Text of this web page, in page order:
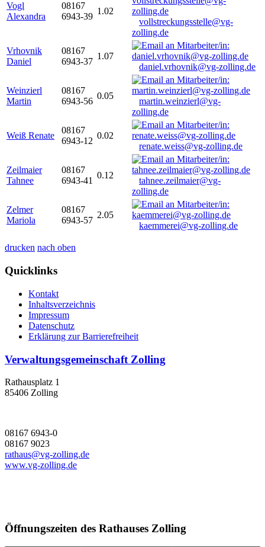
Vogl
Alexandra
08167
6943-39
1.02
vollstreckungsstelle@vg-
zolling.de
Vrhovnik
Daniel
08167
6943-37
1.07
daniel.vrhovnik@vg-zolling.de
Weinzierl
Martin
08167
6943-56
0.05
martin.weinzierl@vg-
zolling.de
Weiß Renate
08167
6943-12
0.02
renate.weiss@vg-zolling.de
Zeilmaier
Tahnee
08167
6943-41
0.12
tahnee.zeilmaier@vg-
zolling.de
Zelmer
Mariola
08167
6943-57
2.05
kaemmerei@vg-zolling.de
drucken nach oben
Quicklinks
Kontakt
Inhaltsverzeichnis
Impressum
Datenschutz
Erklärung zur Barrierefreiheit
Verwaltungsgemeinschaft Zolling
Rathausplatz 1
85406 Zolling
08167 6943-0
08167 9023
rathaus@vg-zolling.de
www.vg-zolling.de
Öffnungszeiten des Rathauses Zolling